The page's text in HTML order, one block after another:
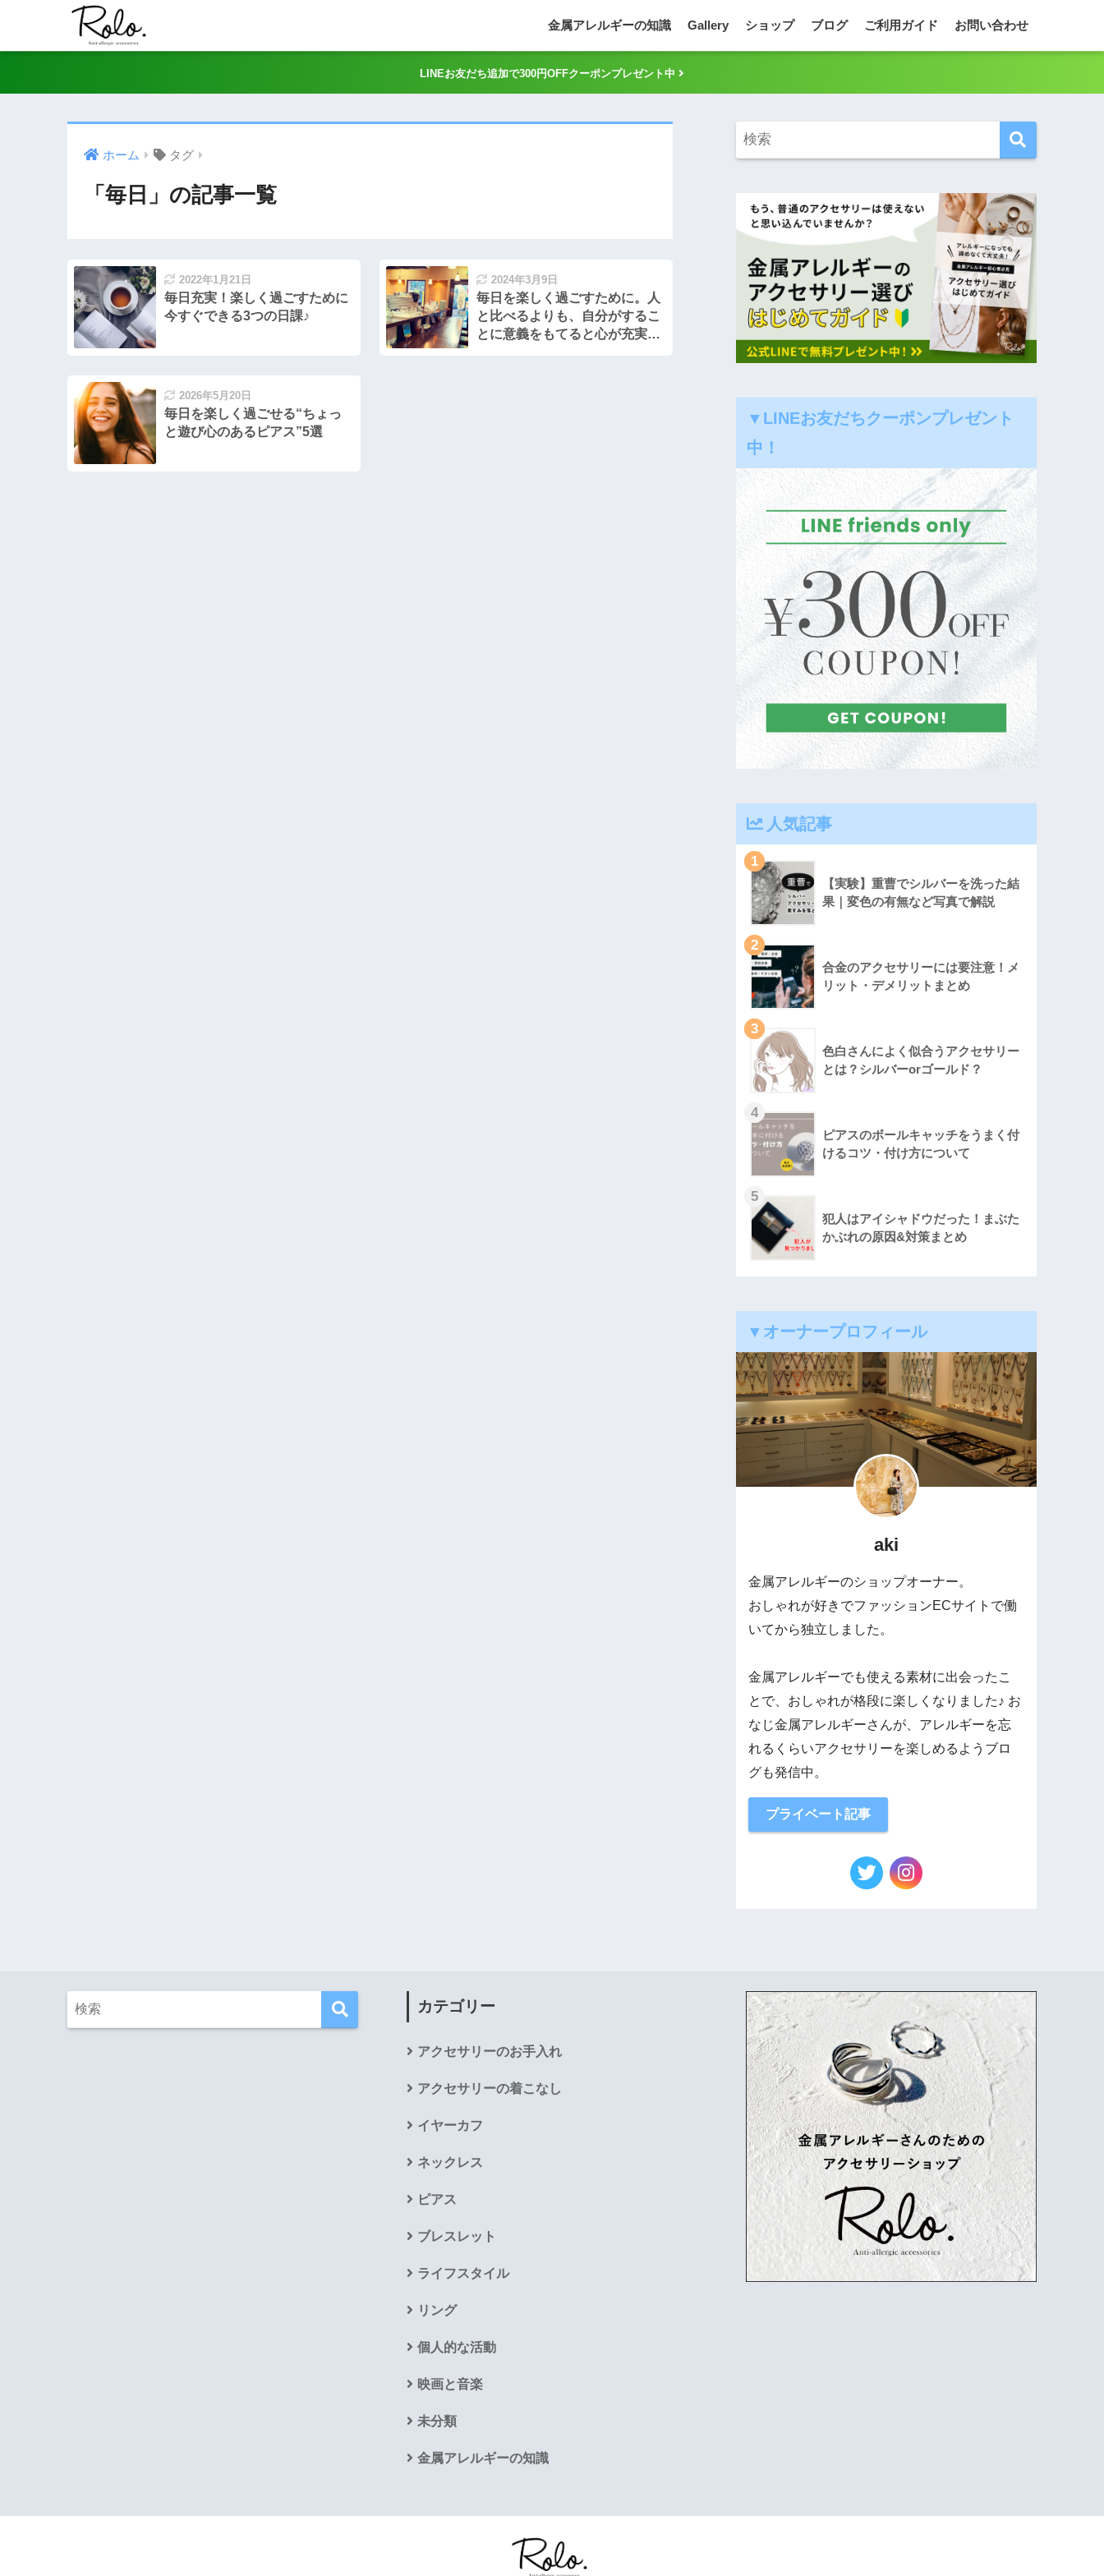
金属アレルギーの知識 Gallery ショップ ブログ ご利用ガイド お問い合わせ
LINEお友だち追加で300円OFFクーポンプレゼント中
ホーム タグ
「毎日」の記事一覧
2022年1月21日
毎日充実！楽しく過ごすために
今すぐできる3つの日課♪
2024年3月9日
毎日を楽しく過ごすために。人
と比べるよりも、自分がするこ
とに意義をもてると心が充実す
2026年5月20日
毎日を楽しく過ごせる“ちょっ
と遊び心のあるピアス”5選
▼LINEお友だちクーポンプレゼント
中！
人気記事
1
【実験】重曹でシルバーを洗った結
果｜変色の有無など写真で解説
2
合金のアクセサリーには要注意！メ
リット・デメリットまとめ
3
色白さんによく似合うアクセサリー
とは？シルバーorゴールド？
4
ピアスのボールキャッチをうまく付
けるコツ・付け方について
5
犯人はアイシャドウだった！まぶた
かぶれの原因&対策まとめ
▼オーナープロフィール
aki
金属アレルギーのショップオーナー。
おしゃれが好きでファッションECサイトで働
いてから独立しました。
金属アレルギーでも使える素材に出会ったこ
とで、おしゃれが格段に楽しくなりました♪ お
なじ金属アレルギーさんが、アレルギーを忘
れるくらいアクセサリーを楽しめるようブロ
グも発信中。
プライベート記事
カテゴリー
アクセサリーのお手入れ
アクセサリーの着こなし
イヤーカフ
ネックレス
ピアス
ブレスレット
ライフスタイル
リング
個人的な活動
映画と音楽
未分類
金属アレルギーの知識